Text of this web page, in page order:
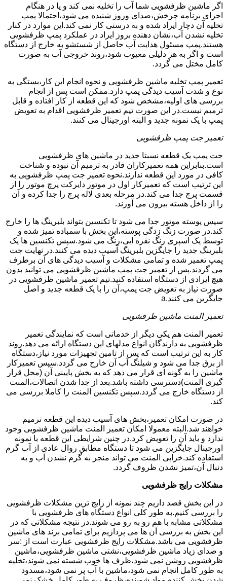
اگر ماشین ظرفشویی شما آب را تخلیه نمی کند و یا در هنگام
اجرای برنامه چرخش،صدای وزوز شنیده می شود،احتمالا پمپ
تخلیه آن دچار ایراد شده و به درستی کار نمی کند.این موارد در کنار
تخلیه نشدن آب،نشان دهنده بروز ایراد در عملکرد پمپ ظرفشویی
هستند.پمپ مسئول هدایت آب حاصل از شستشو به خارج از دستگاه
است و اگر به هر دلیلی معیوب شود،روند خروجی آب به صورت
کامل مختل می گردد.
تعمیر پمپ تخلیه ماشین ظرفشویی و نحوه انجام این کار،بستگی به
نوع و شدت آسیب دیدگی پمپ دارد.ممکن است پس از انجام
بررسی های اولیه،مشخص شود که این قطعه از کار افتاده و قابل
ترمیم نیست.در این صورت تیم تعمیر ظرفشویی اقدام به تعویض
پمپ با یک نمونه جدید و البته اورجینال می کنند.
تعمیر جت پمپ ظرفشویی
جت پمپ یک قطعه نسبتا جدید در ماشین های ظرفشویی
است.بنابراین همه تعمیرکاران قادر به ترمیم آن نبوده و شناخت
کافی در مورد این قطعه ندارند.نحوه تعمیر جت پمپ ظرفشویی به
این ترتیب است که تعمیرکار اول در موتور دایرکت پرچ موتور را از
قسمت پرچ جدا می کند.در مرحله بعدی لاله پرچ را جدا کرده و آن
را از داخل هسته بیرون می آورند.
سپس پوسته موتور جدا می شود تا تکنسین بتواند بلبرینگ ها را خارج
کند.در صورت زنگ زدگی پوسته،این بخش با سمباده تمیز شده و
توسط یک اسپری رنگ نقره ایی،رنگ می شود.سپس تکنسین ها یک
بلبرینگ جدید را جایگزین بلبرینگ آسیب دیده می کنند.در نهایت جت
پمپ تعمیر شده و تمامی مشکلات و آسیب دیدگی های آن برطرف
می گردند.پس از تعمیر جت پمپ ماشین ظرفشویی می توانید بدون
هیچ ایرادی از دستگاه استفاده کنید.تیم تعمیر ماشین ظرفشویی در
صورت نیاز به تعویض جت پمپ،آن را با یک قطعه جدید و اصل
جایگزین می کنند.a
تعمیر المنت ماشین ظرفشویی
تعمیر المنت هم یکی دیگر از خدماتی است که نمایندگی تعمیر
ظرفشویی به دارندگان انواع مدلهای این دستگاه ارائه می دهد.روند
کار به این ترتیب است که پس از تامین تجهیزات مورد نیاز،دستگاه
از برق جدا می شود و شیلنگ آب آن خارج می گردد.سپس تعمیرکار
ماشین را به گونه ای قرار می دهد که به بخش پایینی آن (محل قرار
گیری المنت)دسترسی داشته باشد.بعد از جدا شدن اتصالات،المنت
از دستگاه خارج می گردد.سپس تکنسین المنت را کاملا بررسی می
کند.
در صورت امکان تعمیر،بخش های آسیب دیده این قطعه ترمیم
خواهند شد.البته معمولا امکان تعمیر المنت ماشین ظرفشویی وجود
ندارد و باید آن را تعویض کرد.در چنین شرایطی این قطعه با نمونه
اورجینال جایگزین می شود تا دستگاه مطابق روال عادی از آب گرم
استفاده کند.خرابی المنت می تواند منجر به گرم نشدن آب و به
دنبال آن،تمیز نشدن ظروف گردد.
مشکلات رایج ظرفشویی
در این بخش قصد داریم چند نمونه از رایج ترین مشکلات ظرفشویی
را بررسی کنیم.به طور کلی انواع دستگاه های ظرفشویی با
مشکلاتی مشابه با هم رو به رو می شوند.در نتیجه مشکلاتی که در
این بخش به بررسی آن ها می پردازیم برای تمامی برند های ماشین
ظرفشویی می باشد.مشکلات رایج ظرفشویی عبارت است از :سر
و صدای زیاد ماشین ظرفشویی،نشتی ماشین ظرفشویی،ماشین
ظرفشویی روشن نمی شود،ظرف ها خوب شسته نمی شوند،تخلیه
به طور کامل انجام نمی شود،ماشین با آب پر نمی شود،مسدود